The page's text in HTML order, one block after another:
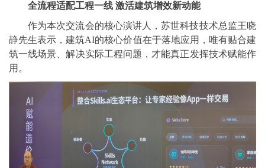
全流程适配工程一线 激活建筑增效新动能
作为本次交流会的核心演讲人，苏世科技技术总监王晓
静先生表示，建筑AI的核心价值在于落地应用，唯有贴合建
筑一线场景、解决实际工程问题，才能真正发挥技术赋能作
用。